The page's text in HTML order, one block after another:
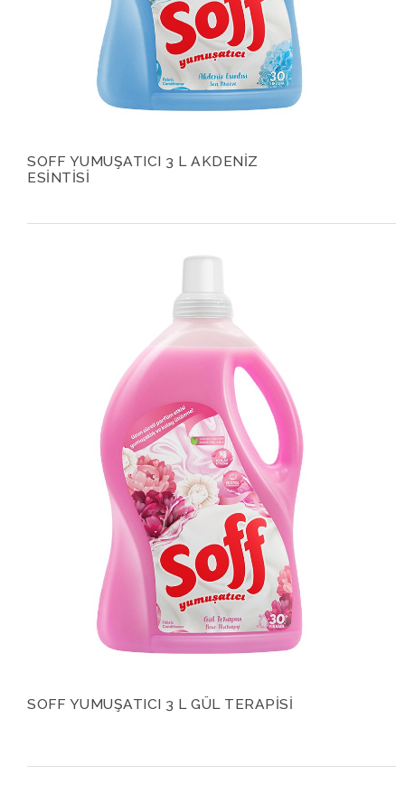
SOFF YUMUŞATICI 3 L AKDENİZ
ESİNTİSİ
SOFF YUMUŞATICI 3 L GÜL TERAPİSİ